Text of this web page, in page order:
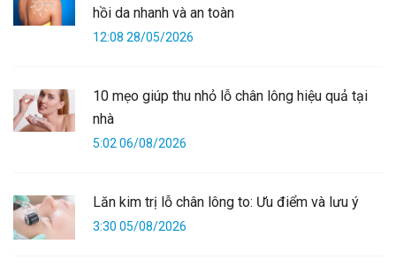
hồi da nhanh và an toàn
12:08 28/05/2026
10 mẹo giúp thu nhỏ lỗ chân lông hiệu quả tại
nhà
5:02 06/08/2026
Lăn kim trị lỗ chân lông to: Ưu điểm và lưu ý
3:30 05/08/2026